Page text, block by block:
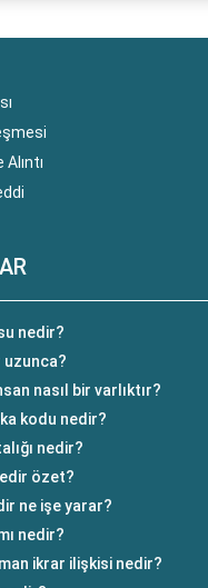
nedir?
uzunca?
nasıl bir varlıktır?
kodu nedir?
nedir?
özet?
ne işe yarar?
nedir?
ikrar ilişkisi nedir?